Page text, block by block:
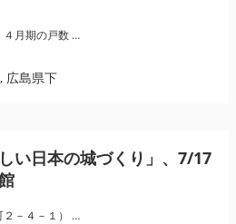
月期の戸数 …
, 広島県下
い日本の城づくり」、7/17
－４－１） …